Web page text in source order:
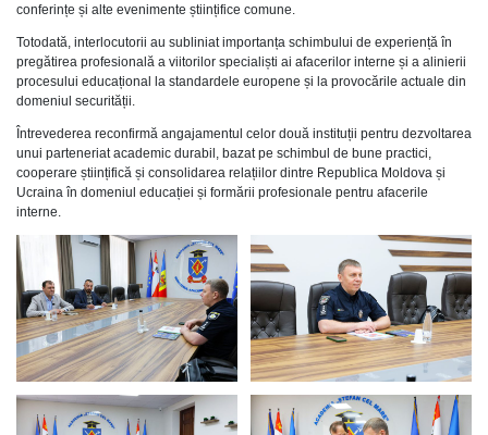
conferințe și alte evenimente științifice comune.
Totodată, interlocutorii au subliniat importanța schimbului de experiență în
pregătirea profesională a viitorilor specialiști ai afacerilor interne și a alinierii
procesului educațional la standardele europene și la provocările actuale din
domeniul securității.
Întrevederea reconfirmă angajamentul celor două instituții pentru dezvoltarea
unui parteneriat academic durabil, bazat pe schimbul de bune practici,
cooperare științifică și consolidarea relațiilor dintre Republica Moldova și
Ucraina în domeniul educației și formării profesionale pentru afacerile
interne.